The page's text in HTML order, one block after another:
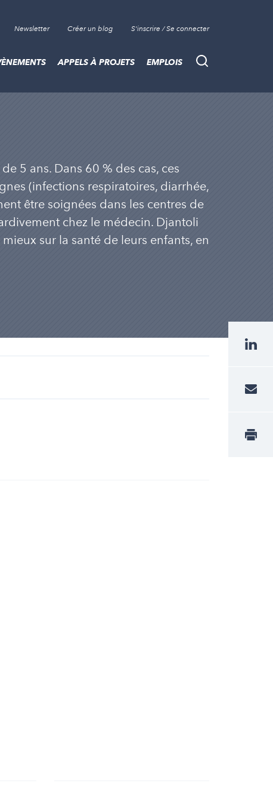
Newsletter Créer un blog S'inscrire / Se connecter
Recherche
APPELS À PROJETS EMPLOIS
5 ans. Dans 60 % des cas, ces
(infections respiratoires, diarrhée,
être soignées dans les centres de
chez le médecin. Djantoli
sur la santé de leurs enfants, en